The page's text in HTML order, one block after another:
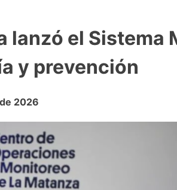
lanzó el
y prevención
2026